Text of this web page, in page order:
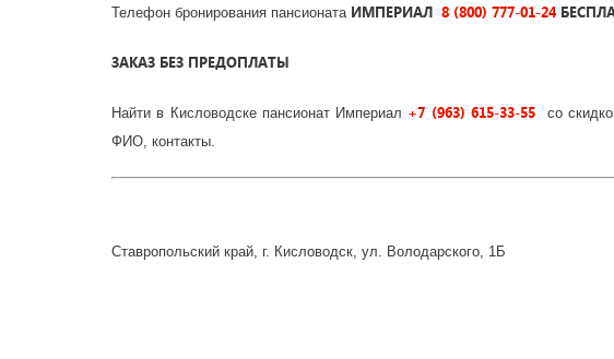
Телефон бронирования пансионата ИМПЕРИАЛ 8 (800) 777-01-24
ЗАКАЗ БЕЗ ПРЕДОПЛАТЫ
Найти в Кисловодске пансионат Империал +7 (963) 615-33-55 со
ФИО, контакты.
Ставропольский край, г. Кисловодск, ул. Володарского, 1Б